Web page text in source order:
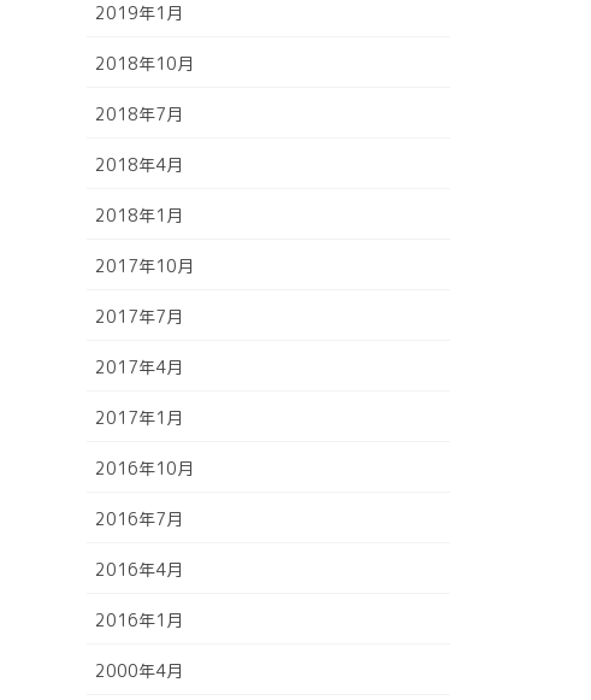
2019年1月
2018年10月
2018年7月
2018年4月
2018年1月
2017年10月
2017年7月
2017年4月
2017年1月
2016年10月
2016年7月
2016年4月
2016年1月
2000年4月